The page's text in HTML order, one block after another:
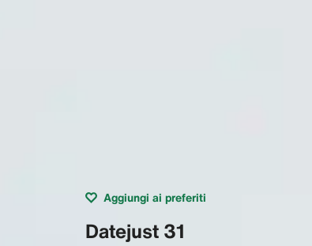
Aggiungi ai preferiti
Datejust 31